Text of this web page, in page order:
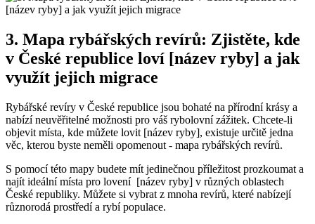
3. Mapa rybářských revírů: Zjistěte, kde
‍v České republice loví [název ryby] a jak
využít jejich‌ migrace
Rybářské revíry v České⁤ republice ‍jsou bohaté na přírodní krásy a
nabízí neuvěřitelné možnosti pro váš rybolovní zážitek. Chcete-li
objevit místa, kde můžete lovit [název ryby], existuje určitě jedna
věc,⁤ kterou byste neměli opomenout ⁤- mapa rybářských revírů.
S pomocí této mapy budete mít jedinečnou příležitost prozkoumat a‍
najít ideální místa pro lovení ‌ [název ryby] v různých oblastech
České republiky. Můžete si vybrat z mnoha revírů, které nabízejí
různorodá prostředí a rybí populace.